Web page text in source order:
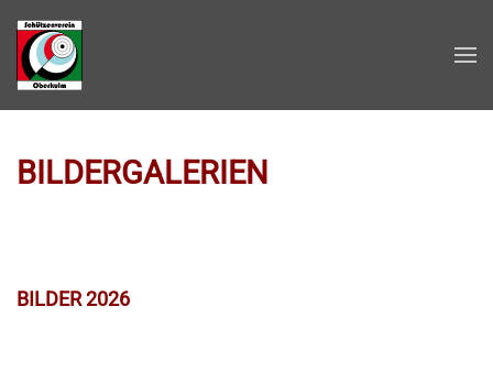
Zum Hauptinhalt springen
BILDERGALERIEN
BILDER 2026